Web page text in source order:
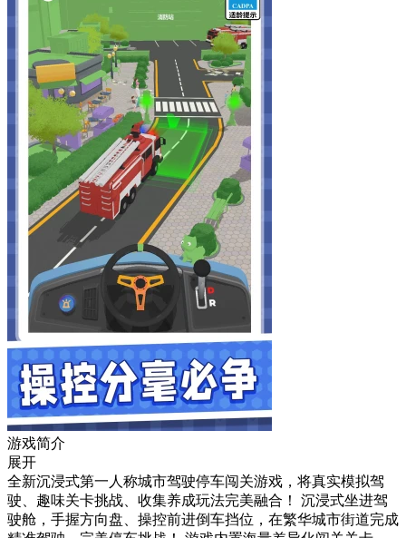
游戏简介
展开
全新沉浸式第一人称城市驾驶停车闯关游戏，将真实模拟驾
驶、趣味关卡挑战、收集养成玩法完美融合！ 沉浸式坐进驾
驶舱，手握方向盘、操控前进倒车挡位，在繁华城市街道完成